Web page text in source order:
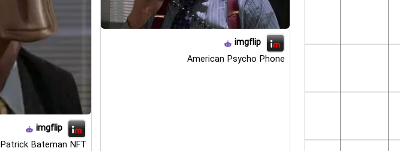
imgflip
American Psycho Phone
imgflip
Patrick Bateman NFT